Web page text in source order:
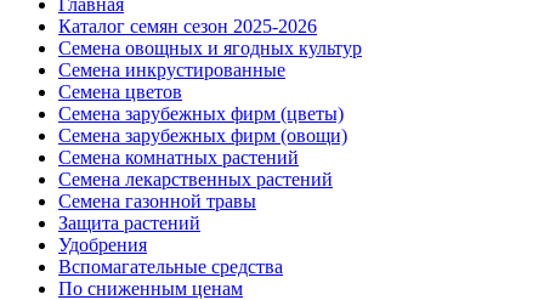
Главная
Каталог семян сезон 2025-2026
Семена овощных и ягодных культур
Семена инкрустированные
Семена цветов
Семена зарубежных фирм (цветы)
Семена зарубежных фирм (овощи)
Семена комнатных растений
Семена лекарственных растений
Семена газонной травы
Защита растений
Удобрения
Вспомагательные средства
По сниженным ценам